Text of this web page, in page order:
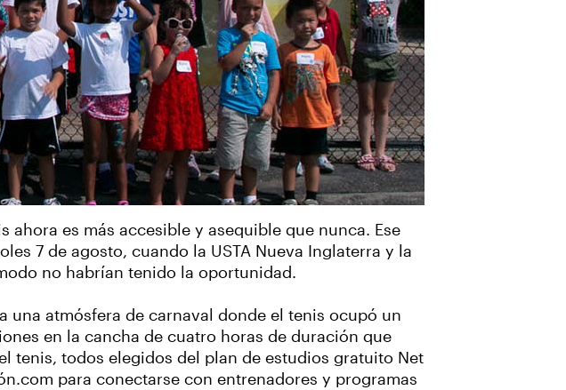
ahora es más accesible y asequible que nunca. Ese
7 de agosto, cuando la USTA Nueva Inglaterra y la
no habrían tenido la oportunidad.
una atmósfera de carnaval donde el tenis ocupó un
en la cancha de cuatro horas de duración que
tenis, todos elegidos del plan de estudios gratuito Net
para conectarse con entrenadores y programas